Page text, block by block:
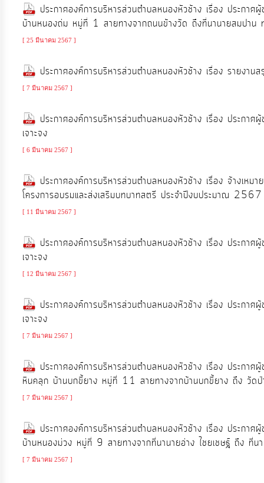
ประกาศองค์การบริหารส่วนตำบลหนองหัวช้าง เรื่อง ประกาศ
บ้านหนองถ่ม หมู่ที่ 1 สายทางจากถนนข้างวัด ถึงที่นานายสมปาน ท
[ 25 มีนาคม 2567 ]
ประกาศองค์การบริหารส่วนตำบลหนองหัวช้าง เรื่อง รายง
[ 7 มีนาคม 2567 ]
ประกาศองค์การบริหารส่วนตำบลหนองหัวช้าง เรื่อง ประกา
เจาะจง
[ 6 มีนาคม 2567 ]
ประกาศองค์การบริหารส่วนตำบลหนองหัวช้าง เรื่อง จ้างเห
โครงการอบรมและส่งเสริมบทบาทสตรี ประจำปีงบประมาณ
[ 11 มีนาคม 2567 ]
ประกาศองค์การบริหารส่วนตำบลหนองหัวช้าง เรื่อง ประกา
เจาะจง
[ 12 มีนาคม 2567 ]
ประกาศองค์การบริหารส่วนตำบลหนองหัวช้าง เรื่อง ประกาศผู้
เจาะจง
[ 7 มีนาคม 2567 ]
ประกาศองค์การบริหารส่วนตำบลหนองหัวช้าง เรื่อง ประกาศ
หินคลุก บ้านบกขี้ยาง หมู่ที่ 11 สายทางจากบ้านบกขี้ยาง ถึง วัดป่า
[ 7 มีนาคม 2567 ]
ประกาศองค์การบริหารส่วนตำบลหนองหัวช้าง เรื่อง ประกาศ
บ้านหนองม่วง หมู่ที่ 9 สายทางจากที่นานายอ่าง ไชยเชษฐ์ ถึง ที่นา
[ 7 มีนาคม 2567 ]